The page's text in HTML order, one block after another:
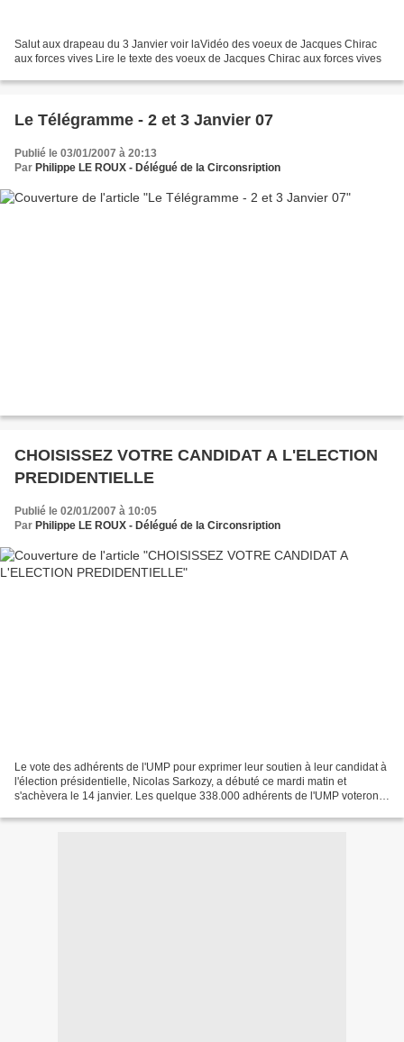
Salut aux drapeau du 3 Janvier voir laVidéo des voeux de Jacques Chirac
aux forces vives Lire le texte des voeux de Jacques Chirac aux forces vives
Le Télégramme - 2 et 3 Janvier 07
Publié le 03/01/2007 à 20:13
Par Philippe LE ROUX - Délégué de la Circonsription
CHOISISSEZ VOTRE CANDIDAT A L'ELECTION
PREDIDENTIELLE
Publié le 02/01/2007 à 10:05
Par Philippe LE ROUX - Délégué de la Circonsription
Le vote des adhérents de l'UMP pour exprimer leur soutien à leur candidat à
l'élection présidentielle, Nicolas Sarkozy, a débuté ce mardi matin et
s'achèvera le 14 janvier. Les quelque 338.000 adhérents de l'UMP voteront